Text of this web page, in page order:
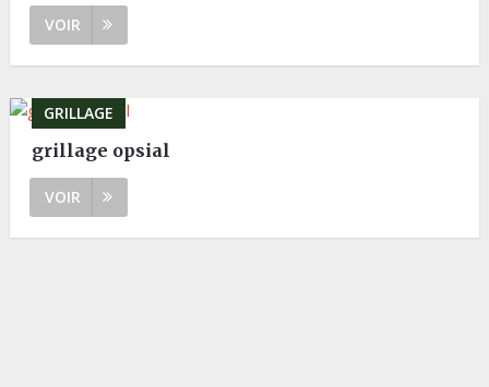
VOIR
GRILLAGE
grillage opsial
VOIR